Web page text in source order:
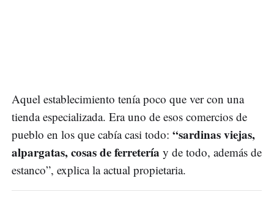
Aquel establecimiento tenía poco que ver con una
tienda especializada. Era uno de esos comercios de
pueblo en los que cabía casi todo: “sardinas viejas,
alpargatas, cosas de ferretería y de todo, además de
estanco”, explica la actual propietaria.